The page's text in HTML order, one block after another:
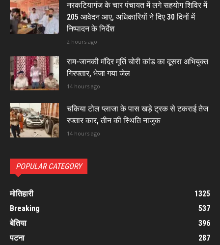
नरकटियागंज के चार पंचायत में लगे सहयोग शिविर में
205 आवेदन आए, अधिकारियों ने दिए 30 दिनों में
निष्पादन के निर्देश
2 hours ago
राम-जानकी मंदिर मूर्ति चोरी कांड का दूसरा अभियुक्त
गिरफ्तार, भेजा गया जेल
14 hours ago
चकिया टोल प्लाजा के पास खड़े ट्रक से टकराई तेज
रफ्तार कार, तीन की स्थिति नाजुक
14 hours ago
POPULAR CATEGORY
मोतिहारी
1325
Breaking
537
बेतिया
396
पटना
287